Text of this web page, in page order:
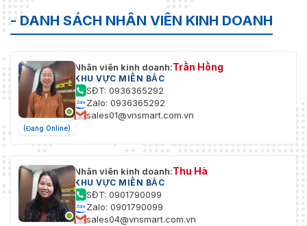
- DANH SÁCH NHÂN VIÊN KINH DOANH
(Đang Online)
Nhân viên kinh doanh:Trần Hồng
KHU VỰC MIỀN BẮC
SĐT: 0936365292
Zalo: 0936365292
sales01@vnsmart.com.vn
Nhân viên kinh doanh:Thu Hà
KHU VỰC MIỀN BẮC
SĐT: 0901790099
Zalo: 0901790099
sales04@vnsmart.com.vn